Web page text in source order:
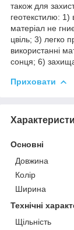
також для
геотекстилю: 1)
матеріал не
цвіль; 3) легко
використанні
сонця; 6)
Приховати
Основні
Довжина
Колір
Ширина
Технічні
Щільність